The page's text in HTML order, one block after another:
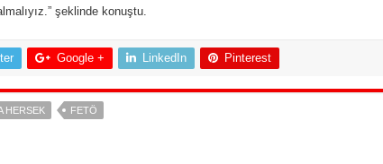
şeklinde konuştu.
Google + LinkedIn Pinterest
HERSEK FETÖ